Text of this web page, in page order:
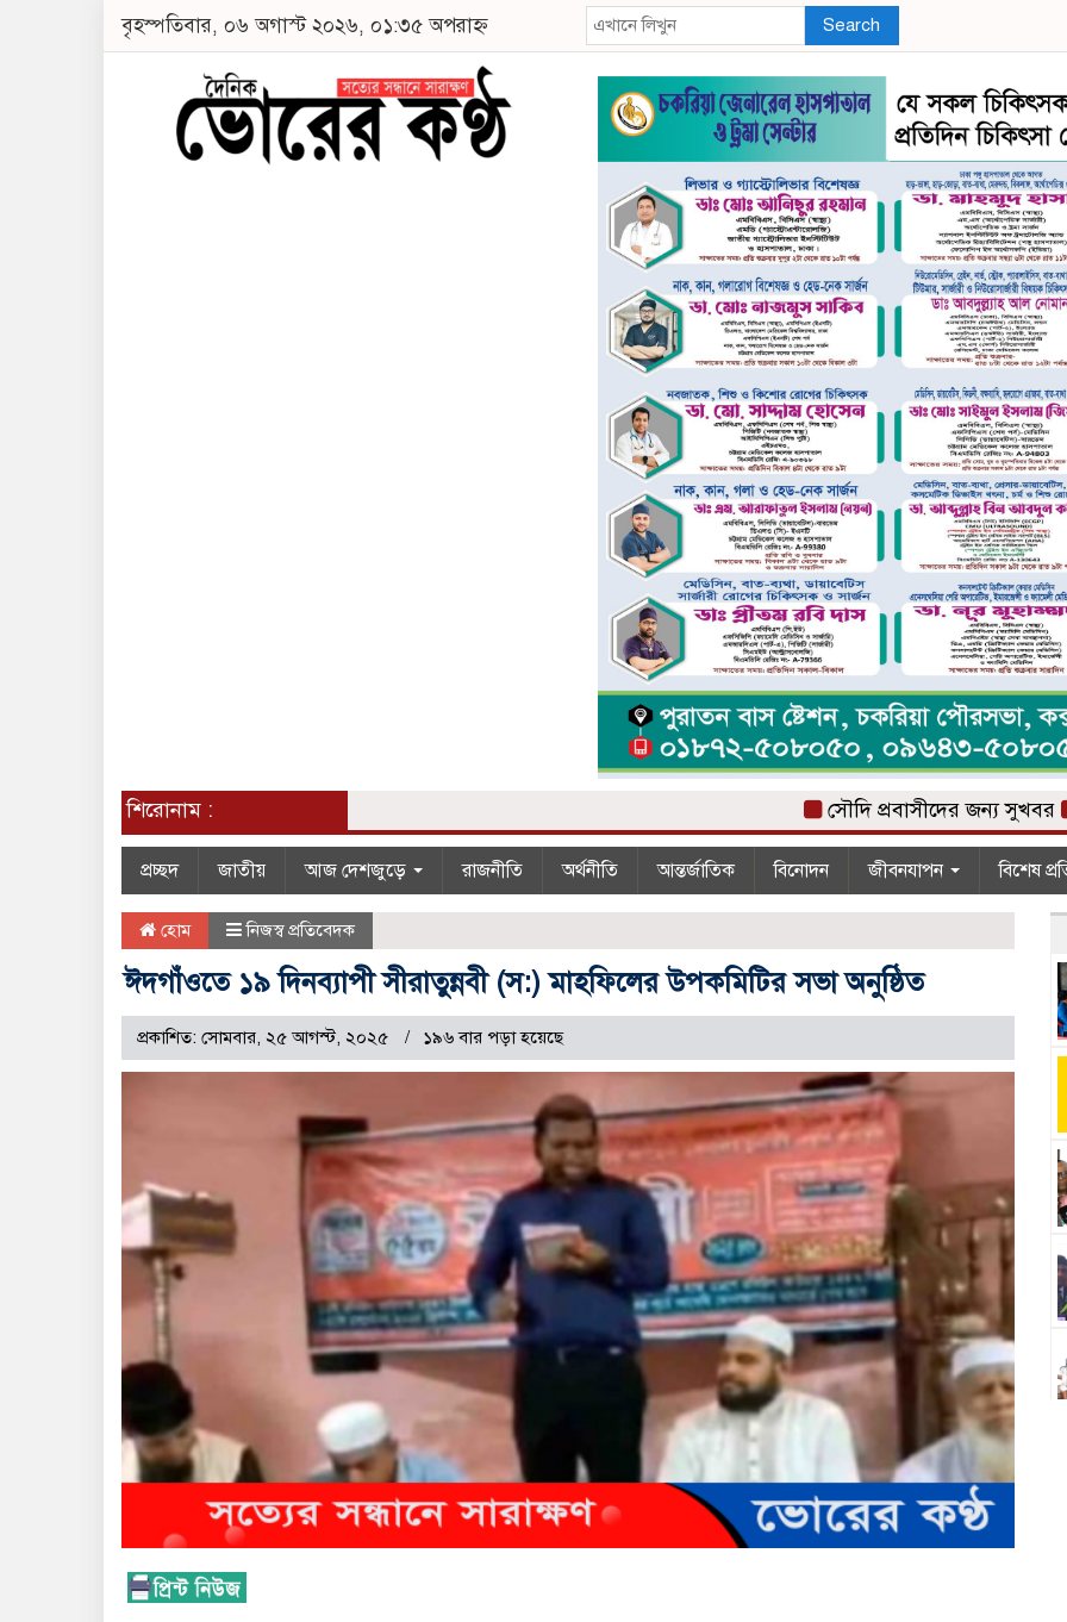
বৃহস্পতিবার, ০৬ অগাস্ট ২০২৬, ০১:৩৫ অপরাহ্ন Search
শিরোনাম : সৌ‌দি প্রবাসীদের জন্য সুখবর
প্রচ্ছদ জাতীয় আজ দেশজুড়ে রাজনীতি অর্থনীতি আন্তর্জাতিক বিনোদন জীবনযাপন বিশেষ
হোম নিজস্ব প্রতিবেদক
ঈদগাঁওতে ১৯ দিনব্যাপী সীরাতুন্নবী (স:) মাহফিলের উপকমিটির সভা অনুষ্ঠিত
প্রকাশিত: সোমবার, ২৫ আগস্ট, ২০২৫ ১৯৬ বার পড়া হয়েছে